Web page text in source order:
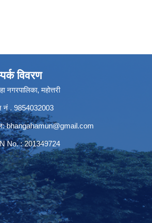
विवरण
नगरपालिका, महोत्तरी
नं . 9854032003
bhangahamun@gmail.com
No. : 201349724